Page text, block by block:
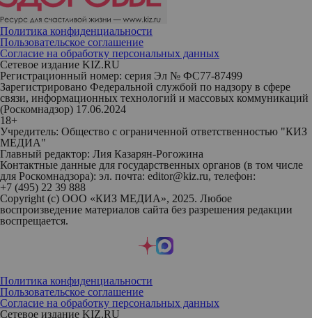
Политика конфиденциальности
Пользовательское соглашение
Согласие на обработку персональных данных
Сетевое издание KIZ.RU
Регистрационный номер: серия Эл № ФС77-87499
Зарегистрировано Федеральной службой по надзору в сфере
связи, информационных технологий и массовых коммуникаций
(Роскомнадзор) 17.06.2024
18+
Учредитель: Общество с ограниченной ответственностью "КИЗ
МЕДИА"
Главный редактор: Лия Казарян-Рогожина
Контактные данные для государственных органов (в том числе
для Роскомнадзора): эл. почта: editor@kiz.ru, телефон:
+7 (495) 22 39 888
Copyright (с) ООО «КИЗ МЕДИА», 2025. Любое
воспроизведение материалов сайта без разрешения редакции
воспрещается.
Политика конфиденциальности
Пользовательское соглашение
Согласие на обработку персональных данных
Сетевое издание KIZ.RU